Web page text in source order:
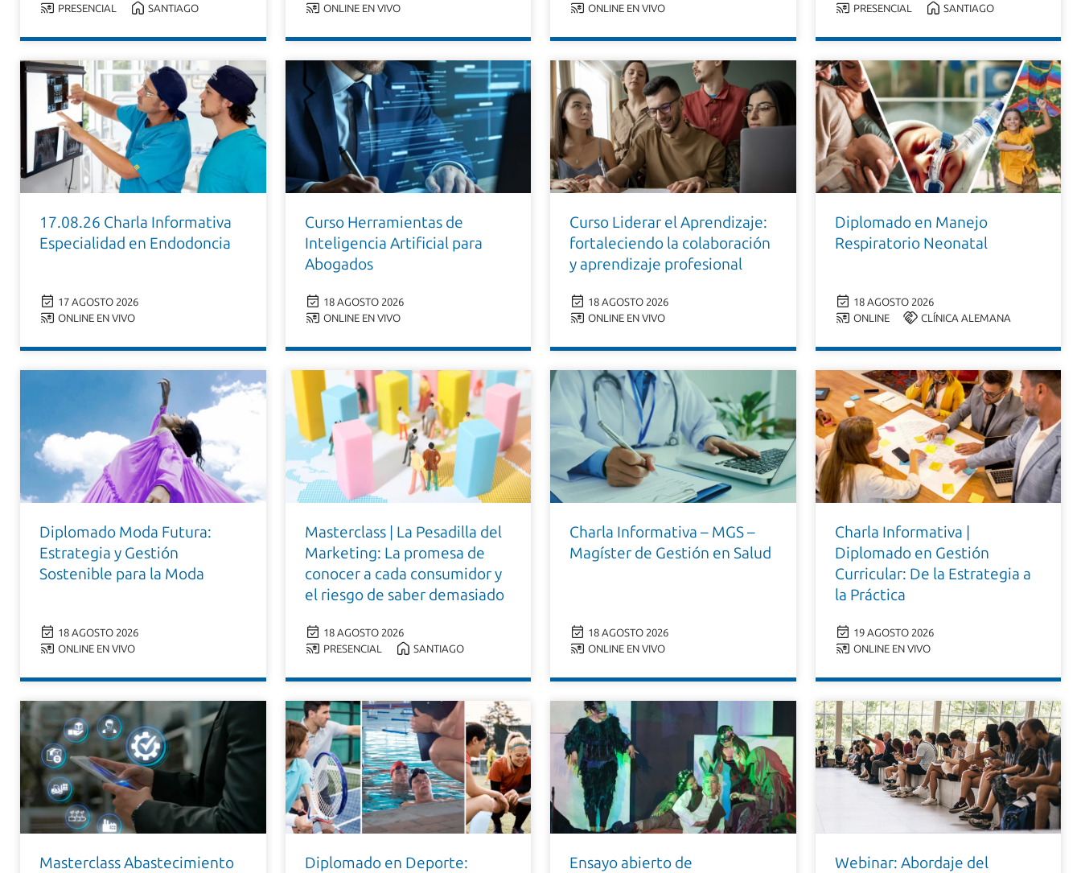
PRESENCIAL
SANTIAGO
ONLINE EN VIVO
ONLINE EN VIVO
PRESENCIAL
SANTIAGO
17.08.26 Charla Informativa
Especialidad en Endodoncia
17 AGOSTO 2026
ONLINE EN VIVO
Curso Herramientas de
Inteligencia Artificial para
Abogados
18 AGOSTO 2026
ONLINE EN VIVO
Curso Liderar el Aprendizaje:
fortaleciendo la colaboración
y aprendizaje profesional
18 AGOSTO 2026
ONLINE EN VIVO
Diplomado en Manejo
Respiratorio Neonatal
18 AGOSTO 2026
ONLINE
CLÍNICA ALEMANA
Diplomado Moda Futura:
Estrategia y Gestión
Sostenible para la Moda
18 AGOSTO 2026
ONLINE EN VIVO
Masterclass | La Pesadilla del
Marketing: La promesa de
conocer a cada consumidor y
el riesgo de saber demasiado
18 AGOSTO 2026
PRESENCIAL
SANTIAGO
Charla Informativa – MGS –
Magíster de Gestión en Salud
18 AGOSTO 2026
ONLINE EN VIVO
Charla Informativa |
Diplomado en Gestión
Curricular: De la Estrategia a
la Práctica
19 AGOSTO 2026
ONLINE EN VIVO
Masterclass Abastecimiento Diplomado en Deporte: Ensayo abierto de Webinar: Abordaje del